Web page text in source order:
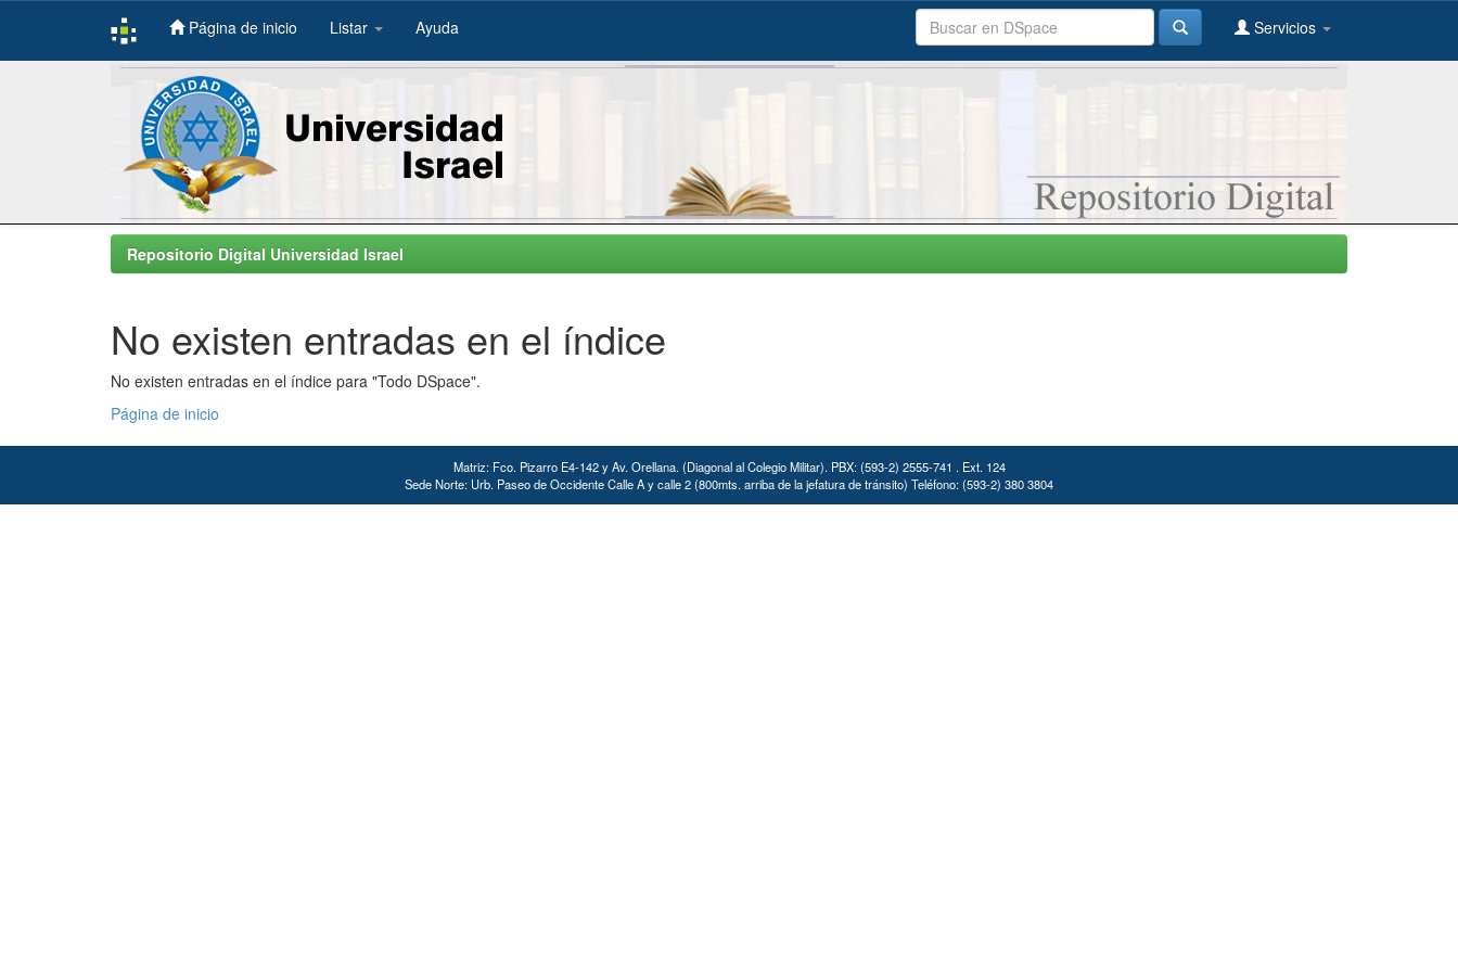
Skip
Página de inicio Listar Ayuda Servicios
Repositorio Digital Universidad Israel
No existen entradas en el índice
No existen entradas en el índice para "Todo DSpace".
Página de inicio
Matriz: Fco. Pizarro E4-142 y Av. Orellana. (Diagonal al Colegio Militar). PBX: (593-2) 2555-741 . Ext. 124
Sede Norte: Urb. Paseo de Occidente Calle A y calle 2 (800mts. arriba de la jefatura de tránsito) Teléfono: (593-2) 380 3804